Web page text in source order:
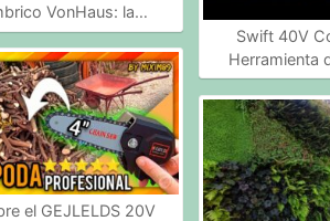
VonHaus: la…
el GEJLELDS 20V
Swift 40V
Herramienta